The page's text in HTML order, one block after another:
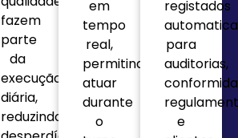
fazem
parte
da
execução
diária,
reduzindo
em
tempo
real,
permitindo
atuar
durante
o
registados
para
auditorias,
e